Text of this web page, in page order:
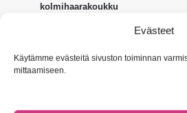
Evästeet
Käytämme evästeitä sivuston toiminnan
mittaamiseen.
kolmihaarakoukku